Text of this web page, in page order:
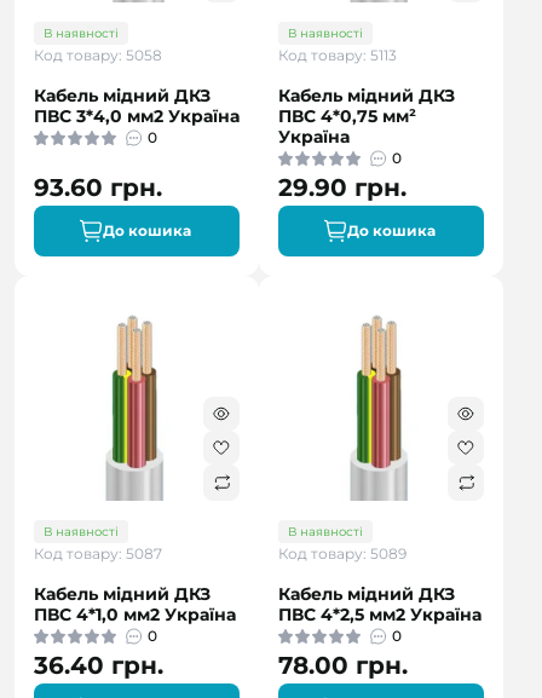
В наявності
Код товару: 5058
Кабель мідний ДКЗ
ПВС 3*4,0 мм2 Україна
0
93.60 грн.
До кошика
В наявності
Код товару: 5113
Кабель мідний ДКЗ
ПВС 4*0,75 мм²
Україна
0
29.90 грн.
До кошика
В наявності
Код товару: 5087
Кабель мідний ДКЗ
ПВС 4*1,0 мм2 Україна
0
36.40 грн.
В наявності
Код товару: 5089
Кабель мідний ДКЗ
ПВС 4*2,5 мм2 Україна
0
78.00 грн.